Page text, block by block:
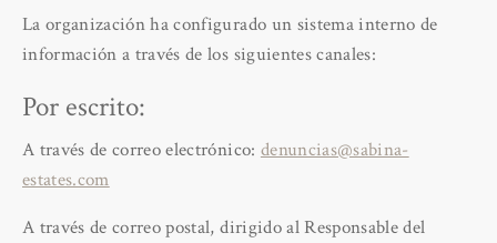
La organización ha configurado un sistema interno de
información a través de los siguientes canales:
Por escrito:
A través de correo electrónico: denuncias@sabina-
estates.com
A través de correo postal, dirigido al Responsable del